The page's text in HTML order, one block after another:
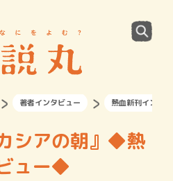
著者インタビュー 熱血新刊インタ
シアの朝』◆熱
ュー◆